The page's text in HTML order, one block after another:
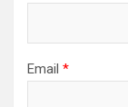
Email *